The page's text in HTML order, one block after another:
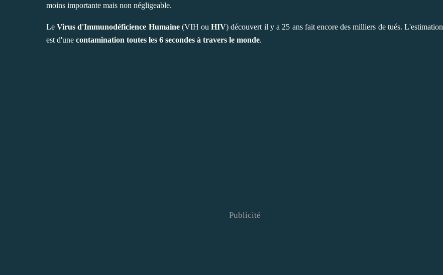
moins importante mais non négligeable.
LeVirus d'Immunodéficience Humaine(VIH ouHIV) découvert il y a 25 ans fait encore des milliers de tués. L'estimation
est d'une contamination toutes les 6 secondes à travers le monde.
Publicité